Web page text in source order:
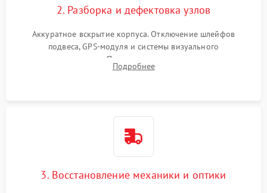
2. Разборка и дефектовка узлов
Аккуратное вскрытие корпуса. Отключение шлейфов
подвеса, GPS-модуля и системы визуального
позиционирования. Проверка полетного контроллера,
регуляторов оборотов (ESC) и бесколлекторных моторов на
Подробнее
3. Восстановление механики и оптики